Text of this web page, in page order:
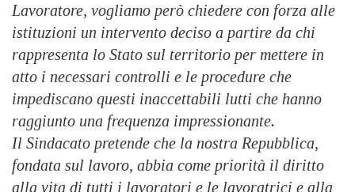
Lavoratore, vogliamo però chiedere con forza alle
istituzioni un intervento deciso a partire da chi
rappresenta lo Stato sul territorio per mettere in
atto i necessari controlli e le procedure che
impediscano questi inaccettabili lutti che hanno
raggiunto una frequenza impressionante.
Il Sindacato pretende che la nostra Repubblica,
fondata sul lavoro, abbia come priorità il diritto
alla vita di tutti i lavoratori e le lavoratrici e alla